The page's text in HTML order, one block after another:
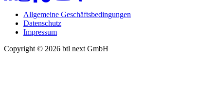
Allgemeine Geschäftsbedingungen
Datenschutz
Impressum
Copyright © 2026 btl next GmbH